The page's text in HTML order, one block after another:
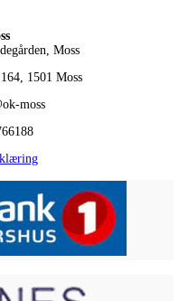
Moss
1501 Moss
moss